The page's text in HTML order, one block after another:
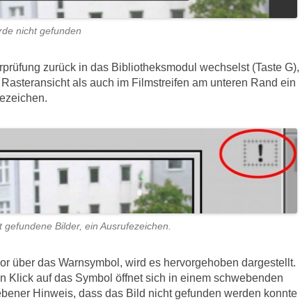
nicht gefunden
zurück in das Bibliotheksmodul wechselst (Taste G),
als auch im Filmstreifen am unteren Rand ein
Bilder, ein Ausrufezeichen.
über das Warnsymbol, wird es hervorgehoben dargestellt.
Klick auf das Symbol öffnet sich in einem schwebenden
Hinweis, dass das Bild nicht gefunden werden konnte